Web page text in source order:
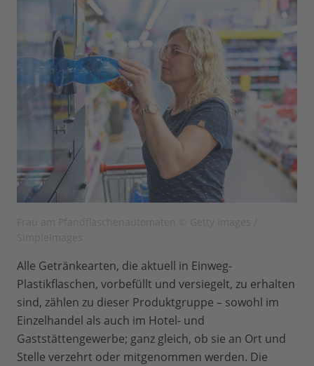
Alle Getränkearten, die aktuell in Einweg-
Plastikflaschen, vorbefüllt und versiegelt, zu erhalten
sind, zählen zu dieser Produktgruppe – sowohl im
Einzelhandel als auch im Hotel- und
Gaststättengewerbe; ganz gleich, ob sie an Ort und
Stelle verzehrt oder mitgenommen werden. Die